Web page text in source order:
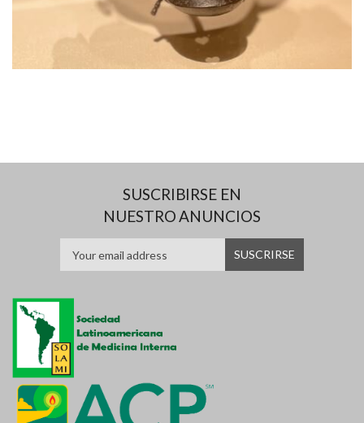
SUSCRIBIRSE EN
NUESTRO ANUNCIOS